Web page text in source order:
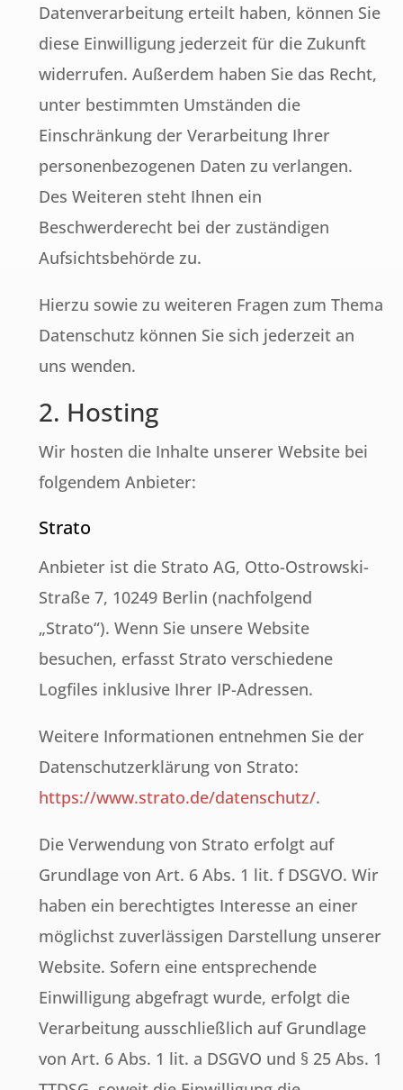
Datenverarbeitung erteilt haben, können Sie
diese Einwilligung jederzeit für die Zukunft
widerrufen. Außerdem haben Sie das Recht,
unter bestimmten Umständen die
Einschränkung der Verarbeitung Ihrer
personenbezogenen Daten zu verlangen.
Des Weiteren steht Ihnen ein
Beschwerderecht bei der zuständigen
Aufsichtsbehörde zu.
Hierzu sowie zu weiteren Fragen zum Thema
Datenschutz können Sie sich jederzeit an
uns wenden.
2. Hosting
Wir hosten die Inhalte unserer Website bei
folgendem Anbieter:
Strato
Anbieter ist die Strato AG, Otto-Ostrowski-
Straße 7, 10249 Berlin (nachfolgend
„Strato“). Wenn Sie unsere Website
besuchen, erfasst Strato verschiedene
Logfiles inklusive Ihrer IP-Adressen.
Weitere Informationen entnehmen Sie der
Datenschutzerklärung von Strato:
https://www.strato.de/datenschutz/.
Die Verwendung von Strato erfolgt auf
Grundlage von Art. 6 Abs. 1 lit. f DSGVO. Wir
haben ein berechtigtes Interesse an einer
möglichst zuverlässigen Darstellung unserer
Website. Sofern eine entsprechende
Einwilligung abgefragt wurde, erfolgt die
Verarbeitung ausschließlich auf Grundlage
von Art. 6 Abs. 1 lit. a DSGVO und § 25 Abs. 1